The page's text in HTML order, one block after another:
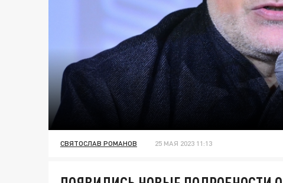
СВЯТОСЛАВ РОМАНОВ 25 МАЯ 2023 11:13